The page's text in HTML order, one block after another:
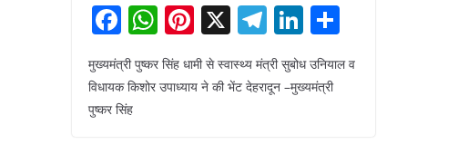
F
a
c
e
W
h
at
Pi
nt
er
X T
el
e
gr
Li
n
k ar
मुख्यमंत्री पुष्कर सिंह धामी से स्वास्थ्य मंत्री सुबोध उनियाल व
विधायक किशोर उपाध्याय ने की भेंट देहरादून –मुख्यमंत्री
पुष्कर सिंह